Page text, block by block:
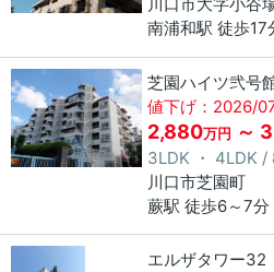
南浦和駅 徒歩17
芝園ハイツ弐号
値下げ：2026/
2,880万円 ～
3LDK ・ 4LDK /
川口市芝園町
蕨駅 徒歩6～7分
エルザタワー32